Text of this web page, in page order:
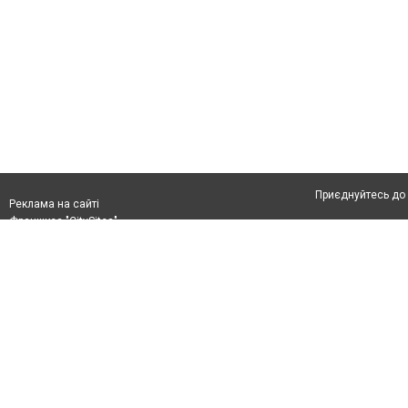
Реклама на сайті
Франшиза "CitySites"
Приєднуйтесь до